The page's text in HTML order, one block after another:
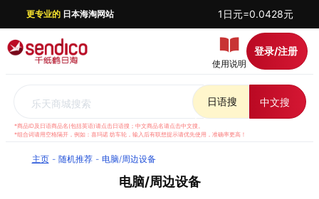
更专业的日本海淘网站 1日元=0.0428元
使用说明
登录/注册
乐天商城搜索 日语搜 中文搜
*商品ID及日语商品名(包括英语)请点击日语搜；中文商品名请点击中文搜。
*组合词请用空格隔开，例如：喜玛诺 纺车轮，输入后有联想提示请优先使用，准确率更高！
主页 随机推荐 电脑/周边设备
电脑/周边设备